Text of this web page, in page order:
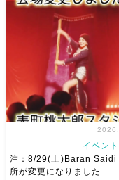
イベン
注：8/29(土)Baran Saidi
所が変更になりました